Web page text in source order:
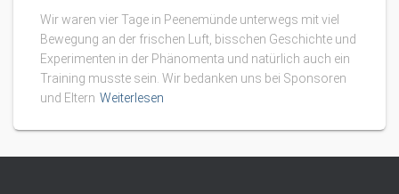
Wir waren vier Tage in Peenemünde unterwegs mit viel
Bewegung an der frischen Luft, bisschen Geschichte und
Experimenten in der Phänomenta und natürlich auch ein
Training musste sein. Wir bedanken uns bei Sponsoren
und Eltern Weiterlesen